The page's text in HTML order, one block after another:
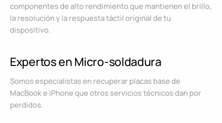
componentes de alto rendimiento que mantienen el brillo,
la resolución y la respuesta táctil original de tu
dispositivo.
Expertos en Micro-soldadura
Somos especialistas en recuperar placas base de
MacBook e iPhone que otros servicios técnicos dan por
perdidos.